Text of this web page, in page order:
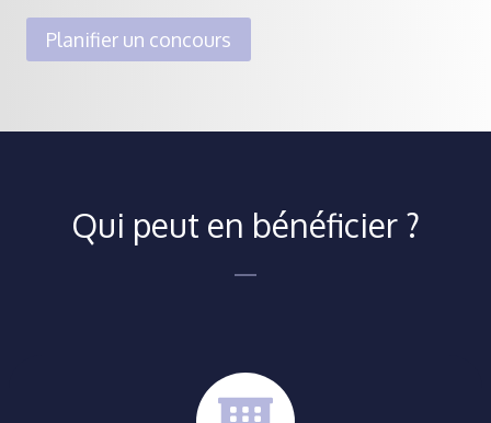
Planifier un concours
Qui peut en bénéficier ?